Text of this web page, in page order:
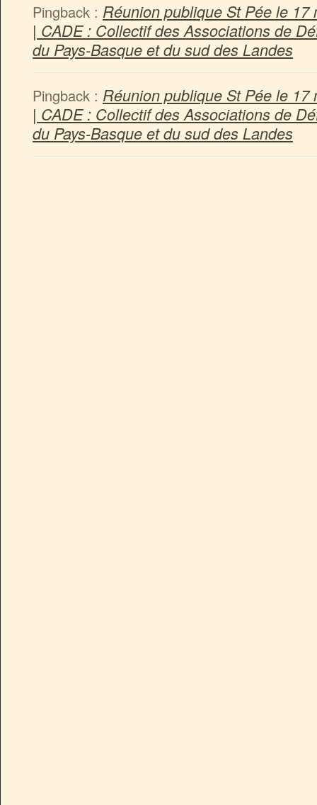
Pingback : Réunion publique St Pée le
| CADE : Collectif des Associations de
du Pays-Basque et du sud des Landes
Pingback : Réunion publique St Pée le
| CADE : Collectif des Associations de
du Pays-Basque et du sud des Landes